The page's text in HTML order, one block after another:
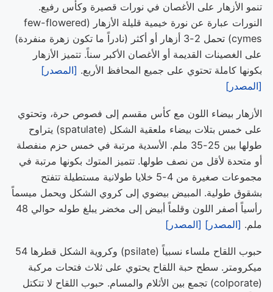
تنمو الأزهار على الأغصان في نورات قصيرة وكأس رفيع.
النورات عبارة عن نورة خيمية قليلة الأزهار (few-flowered
cymes) تحمل 2-3 أزهار أو أكثر (نادراً ما تكون زهرة منفردة)
على الغصينات القديمة أو الأغصان الأكبر سناً. تتميز الأزهار
بكونها كاملة تحتوي على جميع المحافظ الأربع. [المصدر]
[المصدر]
الأزهار بيضاء اللون مع كأس مقسم إلى فصوص حرة، وتحتوي
على خمس بتلات بيضاء ملعقية الشكل (spatulate) يتراوح
طولها بين 25-35 ملم. الأسدية مرتبة في خمس حزم منفصلة
أو متحدة لأقل من نصف طولها. تتميز المتوك بكونها مرتبة في
مجموعات صغيرة من 4-5 خلايا طولانية مستطيلة تتفتح
بشقوق طولية. المبيض بيضوي إلى كروي الشكل ويحمل ميسماً
رأسياً أصفر اللون وقلماً أبيض إلى مخضر يبلغ طوله حوالي 48
ملم. [المصدر] [المصدر]
حبوب اللقاح ملساء نسبياً (psilate) وكروية الشكل قطرها 54
ميكرومتر. سطح حبة اللقاح يحتوي على ثلاث فتحات مركبة
(colporate) تجمع بين الأثلام والمسام. حبوب اللقاح لا تتكتل